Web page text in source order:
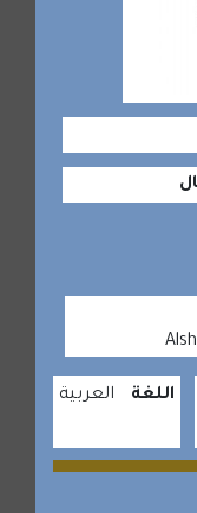
اللغة العربية